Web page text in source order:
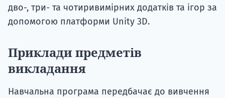
дво-, три- та чотиривимірних додатків та ігор за
допомогою платформи Unity 3D.
Приклади предметів
викладання
Навчальна програма передбачає до вивчення